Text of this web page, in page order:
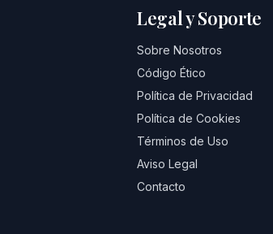
Legal y Soporte
Sobre Nosotros
Código Ético
Política de Privacidad
Política de Cookies
Términos de Uso
Aviso Legal
Contacto